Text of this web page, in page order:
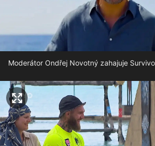
Moderátor Ondřej Novotný zahajuje